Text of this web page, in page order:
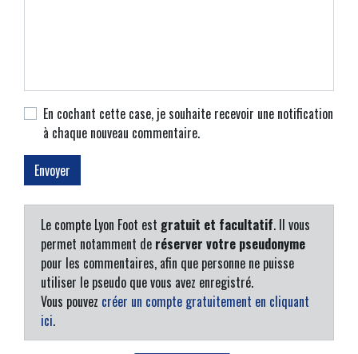
En cochant cette case, je souhaite recevoir une notification
à chaque nouveau commentaire.
Le compte Lyon Foot est gratuit et facultatif. Il vous
permet notamment de réserver votre pseudonyme
pour les commentaires, afin que personne ne puisse
utiliser le pseudo que vous avez enregistré.
Vous pouvez créer un compte gratuitement en cliquant
ici.